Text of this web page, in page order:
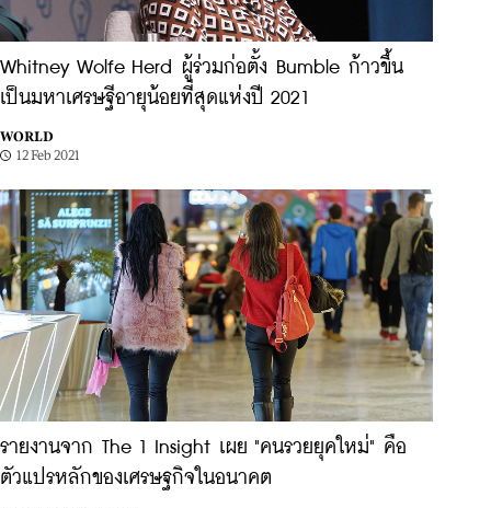
Whitney Wolfe Herd ผู้ร่วมก่อตั้ง Bumble ก้าวขึ้น
เป็นมหาเศรษฐีอายุน้อยที่สุดแห่งปี 2021
WORLD
12 Feb 2021
รายงานจาก The 1 Insight เผย "คนรวยยุคใหม่" คือ
ตัวแปรหลักของเศรษฐกิจในอนาคต